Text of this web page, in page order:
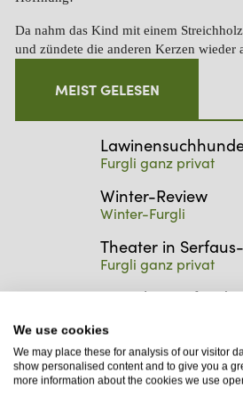
Da nahm das Kind mit einem
und zündete die anderen Kerzen wieder
MEIST GELESEN
Furgli ganz privat
Winter-Review
Winter-Furgli
Theater in
Furgli ganz privat
Neuigkeiten für
Sommer-Furgli
Almleben
Sommer-Furgli
We use cookies
We may place these for analysis of our visitor
show personalised content and to give you a
more information about the cookies we use